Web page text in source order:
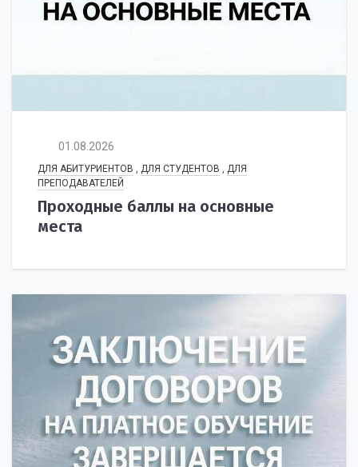
01.08.2026
ДЛЯ АБИТУРИЕНТОВ ДЛЯ СТУДЕНТОВ
ДЛЯ
ПРЕПОДАВАТЕЛЕЙ
Проходные баллы на основные
места